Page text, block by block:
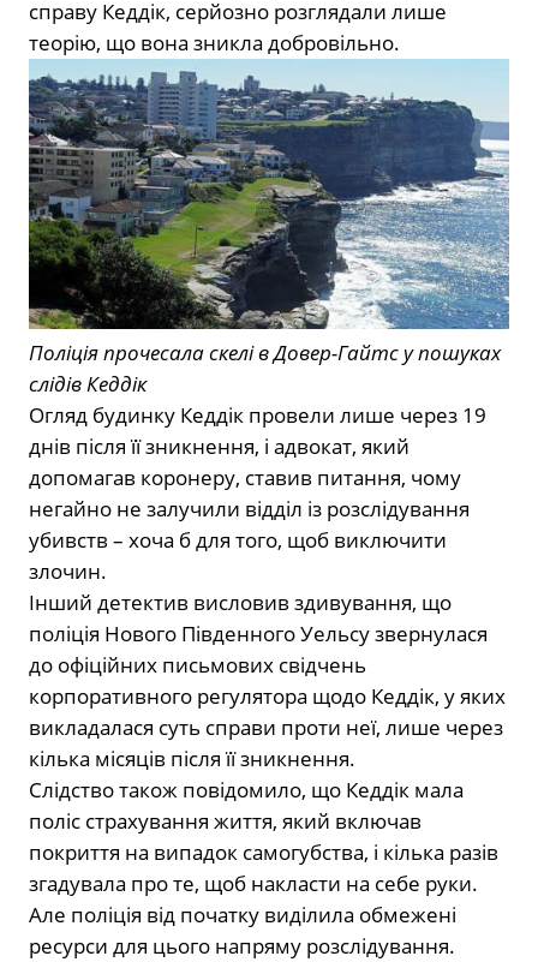
справу Кеддік, серйозно розглядали лише
теорію, що вона зникла добровільно.
Поліція прочесала скелі в Довер-Гайтс у пошуках
слідів Кеддік
Огляд будинку Кеддік провели лише через 19
днів після її зникнення, і адвокат, який
допомагав коронеру, ставив питання, чому
негайно не залучили відділ із розслідування
убивств – хоча б для того, щоб виключити
злочин.
Інший детектив висловив здивування, що
поліція Нового Південного Уельсу звернулася
до офіційних письмових свідчень
корпоративного регулятора щодо Кеддік, у яких
викладалася суть справи проти неї, лише через
кілька місяців після її зникнення.
Слідство також повідомило, що Кеддік мала
поліс страхування життя, який включав
покриття на випадок самогубства, і кілька разів
згадувала про те, щоб накласти на себе руки.
Але поліція від початку виділила обмежені
ресурси для цього напряму розслідування.